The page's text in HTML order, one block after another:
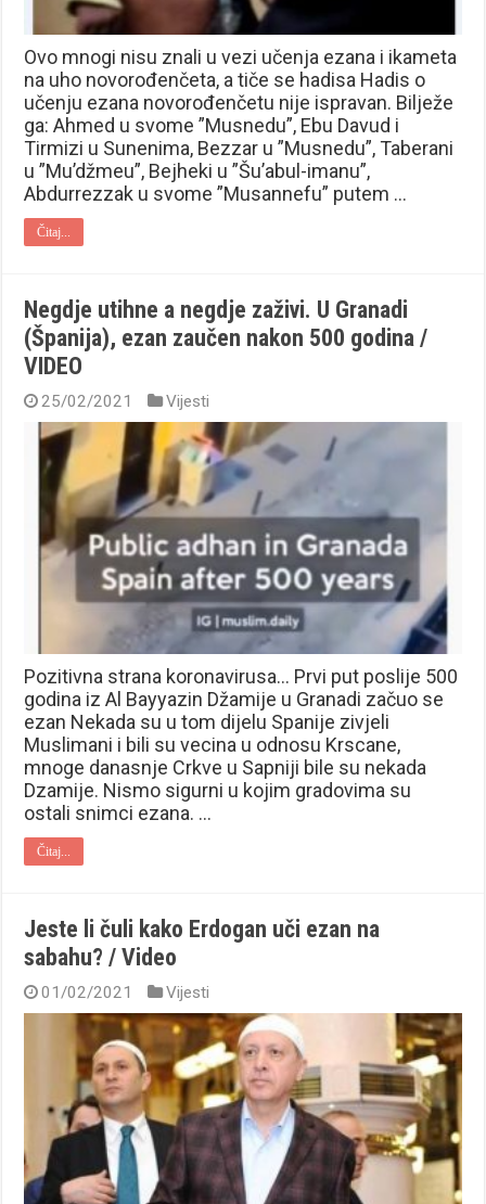
Ovo mnogi nisu znali u vezi učenja ezana i ikameta
na uho novorođenčeta, a tiče se hadisa Hadis o
učenju ezana novorođenčetu nije ispravan. Bilježe
ga: Ahmed u svome ”Musnedu”, Ebu Davud i
Tirmizi u Sunenima, Bezzar u ”Musnedu”, Taberani
u ”Mu’džmeu”, Bejheki u ”Šu’abul-imanu”,
Abdurrezzak u svome ”Musannefu” putem …
Čitaj...
Negdje utihne a negdje zaživi. U Granadi
(Španija), ezan zaučen nakon 500 godina /
VIDEO
25/02/2021 Vijesti
Pozitivna strana koronavirusa… Prvi put poslije 500
godina iz Al Bayyazin Džamije u Granadi začuo se
ezan Nekada su u tom dijelu Spanije zivjeli
Muslimani i bili su vecina u odnosu Krscane,
mnoge danasnje Crkve u Sapniji bile su nekada
Dzamije. Nismo sigurni u kojim gradovima su
ostali snimci ezana. …
Čitaj...
Jeste li čuli kako Erdogan uči ezan na
sabahu? / Video
01/02/2021 Vijesti